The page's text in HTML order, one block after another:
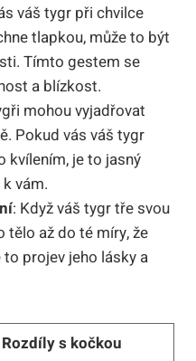
váš ​tygr při chvilce
tlapkou, může to být
Tímto gestem se
a blízkost.
mohou vyjadřovat
Pokud​ vás váš tygr
kvílením, je to jasný
vám.
: Když váš tygr ⁢tře svou⁣
tělo až do té míry, že
projev⁢ jeho lásky a
Rozdíly s kočkou